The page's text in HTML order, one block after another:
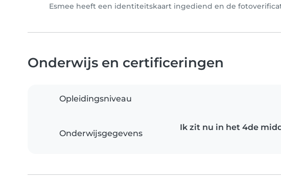
Esmee heeft een identiteitskaart ingediend en de
Onderwijs en certificeringen
Opleidingsniveau
Onderwijsgegevens
Ik zit nu in het 4de